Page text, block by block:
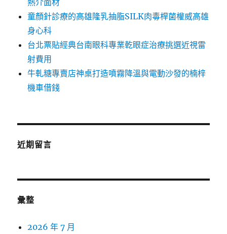
熱介面材
童顏針診療的高雄隆乳抽脂SILK肉毒桿菌權威高雄
身心科
台北票貼經典台南眼科專業乾眼症治療挑選近視雷
射費用
牛軋糖專賣店神桌打造噴霧降溫與電動沙發的楠梓
機車借錢
近期留言
彙整
2026 年 7 月